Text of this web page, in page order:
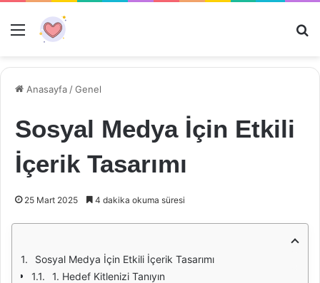
Menü
Anasayfa /Genel
Sosyal Medya İçin Etkili
İçerik Tasarımı
25 Mart 2025 4 dakika okuma süresi
Sosyal Medya İçin Etkili İçerik Tasarımı
1. Hedef Kitlenizi Tanıyın